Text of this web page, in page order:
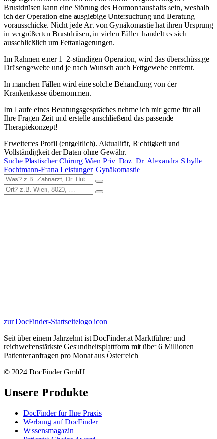
Brustdrüsen kann eine Störung des Hormonhaushalts sein, weshalb
ich der Operation eine ausgiebige Untersuchung und Beratung
vorausschicke. Nicht jede Art von Gynäkomastie hat ihren Ursprung
in vergrößerten Brustdrüsen, in vielen Fällen handelt es sich
ausschließlich um Fettanlagerungen.
Im Rahmen einer 1–2-stündigen Operation, wird das überschüssige
Drüsengewebe und je nach Wunsch auch Fettgewebe entfernt.
In manchen Fällen wird eine solche Behandlung von der
Krankenkasse übernommen.
Im Laufe eines Beratungsgespräches nehme ich mir gerne für all
Ihre Fragen Zeit und erstelle anschließend das passende
Therapiekonzept!
Erweitertes Profil (entgeltlich). Aktualität, Richtigkeit und
Vollständigkeit der Daten ohne Gewähr.
Suche Plastischer Chirurg Wien Priv. Doz. Dr. Alexandra Sibylle
Fochtmann-Frana Leistungen Gynäkomastie
zur DocFinder-Startseitelogo icon
Seit über einem Jahrzehnt ist DocFinder.at Marktführer und
reichweitenstärkste Gesundheitsplattform mit über 6 Millionen
Patientenanfragen pro Monat aus Österreich.
© 2024 DocFinder GmbH
Unsere Produkte
DocFinder für Ihre Praxis
Werbung auf DocFinder
Wissensmagazin